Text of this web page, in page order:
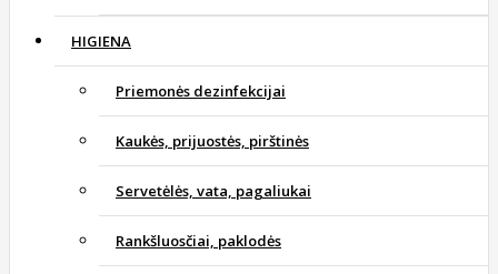
HIGIENA
Priemonės dezinfekcijai
Kaukės, prijuostės, pirštinės
Servetėlės, vata, pagaliukai
Rankšluosčiai, paklodės